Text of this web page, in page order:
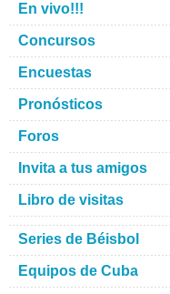
En vivo!!!
Concursos
Encuestas
Pronósticos
Foros
Invita a tus amigos
Libro de visitas
Series de Béisbol
Equipos de Cuba